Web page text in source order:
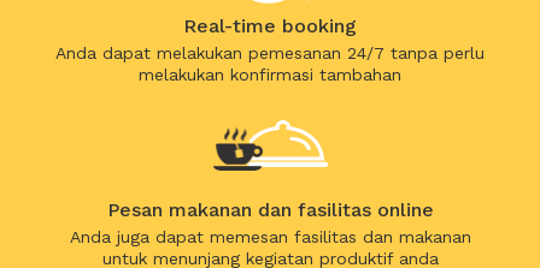
Real-time booking
Anda dapat melakukan pemesanan 24/7 tanpa perlu
melakukan konfirmasi tambahan
Pesan makanan dan fasilitas online
Anda juga dapat memesan fasilitas dan makanan
untuk menunjang kegiatan produktif anda